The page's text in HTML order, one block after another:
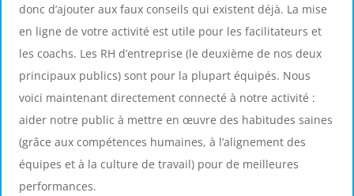
donc d’ajouter aux faux conseils qui existent déjà. La mise
en ligne de votre activité est utile pour les facilitateurs et
les coachs. Les RH d’entreprise (le deuxième de nos deux
principaux publics) sont pour la plupart équipés. Nous
voici maintenant directement connecté à notre activité :
aider notre public à mettre en œuvre des habitudes saines
(grâce aux compétences humaines, à l’alignement des
équipes et à la culture de travail) pour de meilleures
performances.